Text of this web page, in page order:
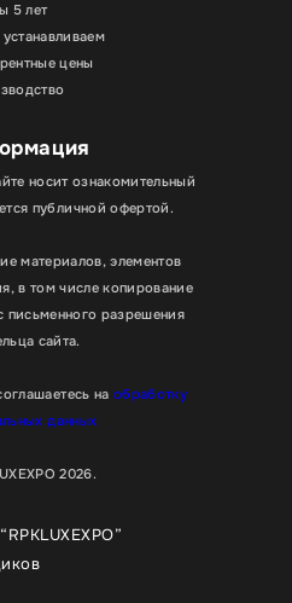
5 лет
цены
носит ознакомительный
публичной офертой.
материалов, элементов
в том числе копирование
письменного разрешения
сайта.
на обработку
данных
2026.